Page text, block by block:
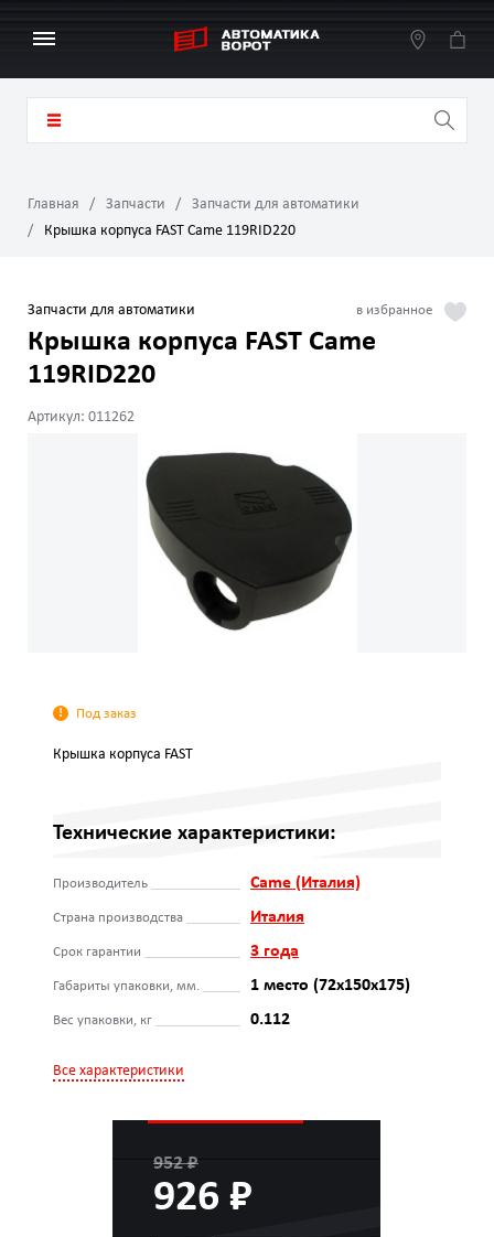
Главная Запчасти
Запчасти для автоматики
Крышка корпуса FAST Came 119RID220
Запчасти для автоматики
Крышка корпуса FAST Came
119RID220
Артикул: 011262
Под заказ
Крышка корпуса FAST
Технические характеристики:
Производитель Came (Италия)
Страна производства Италия
Срок гарантии 3 года
Габариты упаковки, мм. 1 место (72х150х175)
Вес упаковки, кг 0.112
Все характеристики
952 ₽
926 ₽